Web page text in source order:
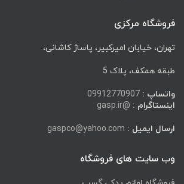
فروشگاه مرکزی
تهران، خیابان امیرکبیر، پاساژ کاشانی،
طبقه همکف، پلاک 5
واتساپ : 09912770907
اینستاگرام : @gasp.ir
ارسال ایمیل : gaspco@yahoo.com
وب سایت های فروشگاه